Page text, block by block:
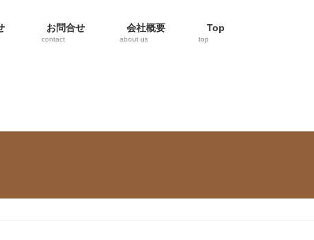
お問合せ
contact
会社概要
about us
Top
top